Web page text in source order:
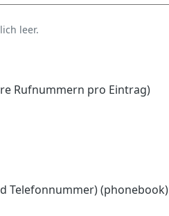
leer.
Rufnummern pro Eintrag)
Telefonnummer) (phonebook)